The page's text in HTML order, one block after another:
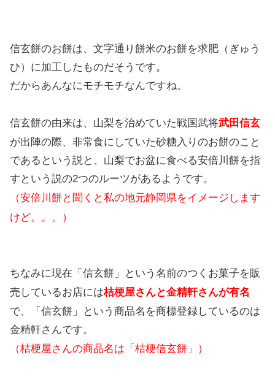
信玄餅のお餅は、文字通り餅米のお餅を求肥（ぎゅう
ひ）に加工したものだそうです。
だからあんなにモチモチなんですね。
信玄餅の由来は、山梨を治めていた戦国武将武田信玄
が出陣の際、非常食にしていた砂糖入りのお餅のこと
であるという説と、山梨でお盆に食べる安倍川餅を指
すという説の2つのルーツがあるようです。
（安倍川餅と聞くと私の地元静岡県をイメージします
けど。。。）
ちなみに現在「信玄餅」という名前のつくお菓子を販
売しているお店には桔梗屋さんと金精軒さんが有名
で、「信玄餅」という商品名を商標登録しているのは
金精軒さんです。
（桔梗屋さんの商品名は「桔梗信玄餅」）